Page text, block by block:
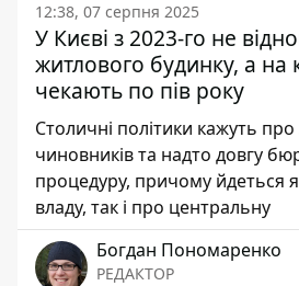
12:38, 07 серпня 2025
У Києві з 2023-го не
житлового будинку, а на
чекають по пів року
Столичні політики кажуть про
чиновників та надто довгу
процедуру, причому йдеться
владу, так і про центральну
Богдан Пономаренко
РЕДАКТОР